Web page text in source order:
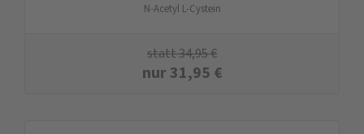
N-Acetyl L-Cystein
statt34,95€
nur31,95 €